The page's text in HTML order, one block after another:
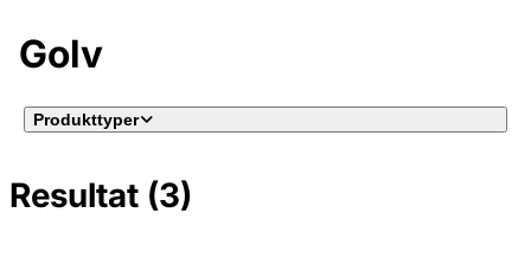
Golv
Produkttyper
Resultat (3)